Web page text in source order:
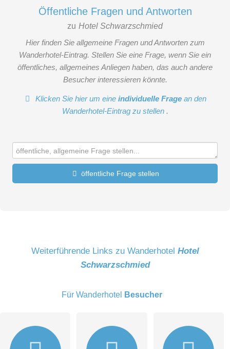
Öffentliche Fragen und Antworten
zu Hotel Schwarzschmied
Hier finden Sie allgemeine Fragen und Antworten zum
Wanderhotel-Eintrag. Stellen Sie eine Frage, wenn Sie ein
öffentliches, allgemeines Anliegen haben, das auch andere
Besucher interessieren könnte.
Klicken Sie hier um eineindividuelle Frage an den
Wanderhotel-Eintrag zu stellen .
öffentliche Frage stellen
Weiterführende Links zu Wanderhotel Hotel
Schwarzschmied
Für Wanderhotel Besucher